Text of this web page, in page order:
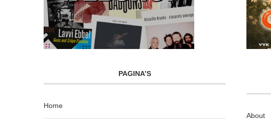
PAGINA’S
Home
About